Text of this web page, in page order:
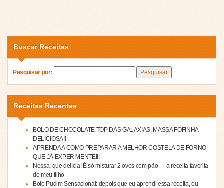
Buscar Receitas
Pesquisar por:
Receitas Recentes
BOLO DE CHOCOLATE TOP DAS GALAXIAS, MASSA FOFINHA
DELICIOSA!!
APRENDA A COMO PREPARAR A MELHOR COSTELA DE FORNO
QUE JÁ EXPERIMENTEI!!
Nossa, que delícia! É só misturar 2 ovos com pão — a receita favorita
do meu filho
Bolo Pudim Sensacional: depois que eu aprendi essa receita, eu